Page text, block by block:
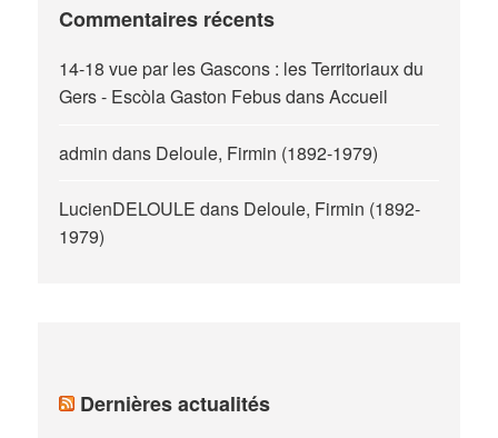
Commentaires récents
14-18 vue par les Gascons : les Territoriaux du
Gers - Escòla Gaston FebusdansAccueil
admin dans Deloule, Firmin (1892-1979)
LucienDELOULE dans Deloule, Firmin (1892-
1979)
Dernières actualités